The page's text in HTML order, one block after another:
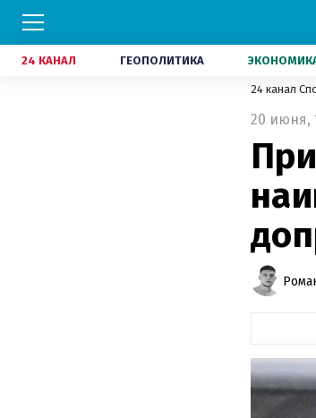
24 КАНАЛ ГЕОПОЛИТИКА
24 канал
20 июня,